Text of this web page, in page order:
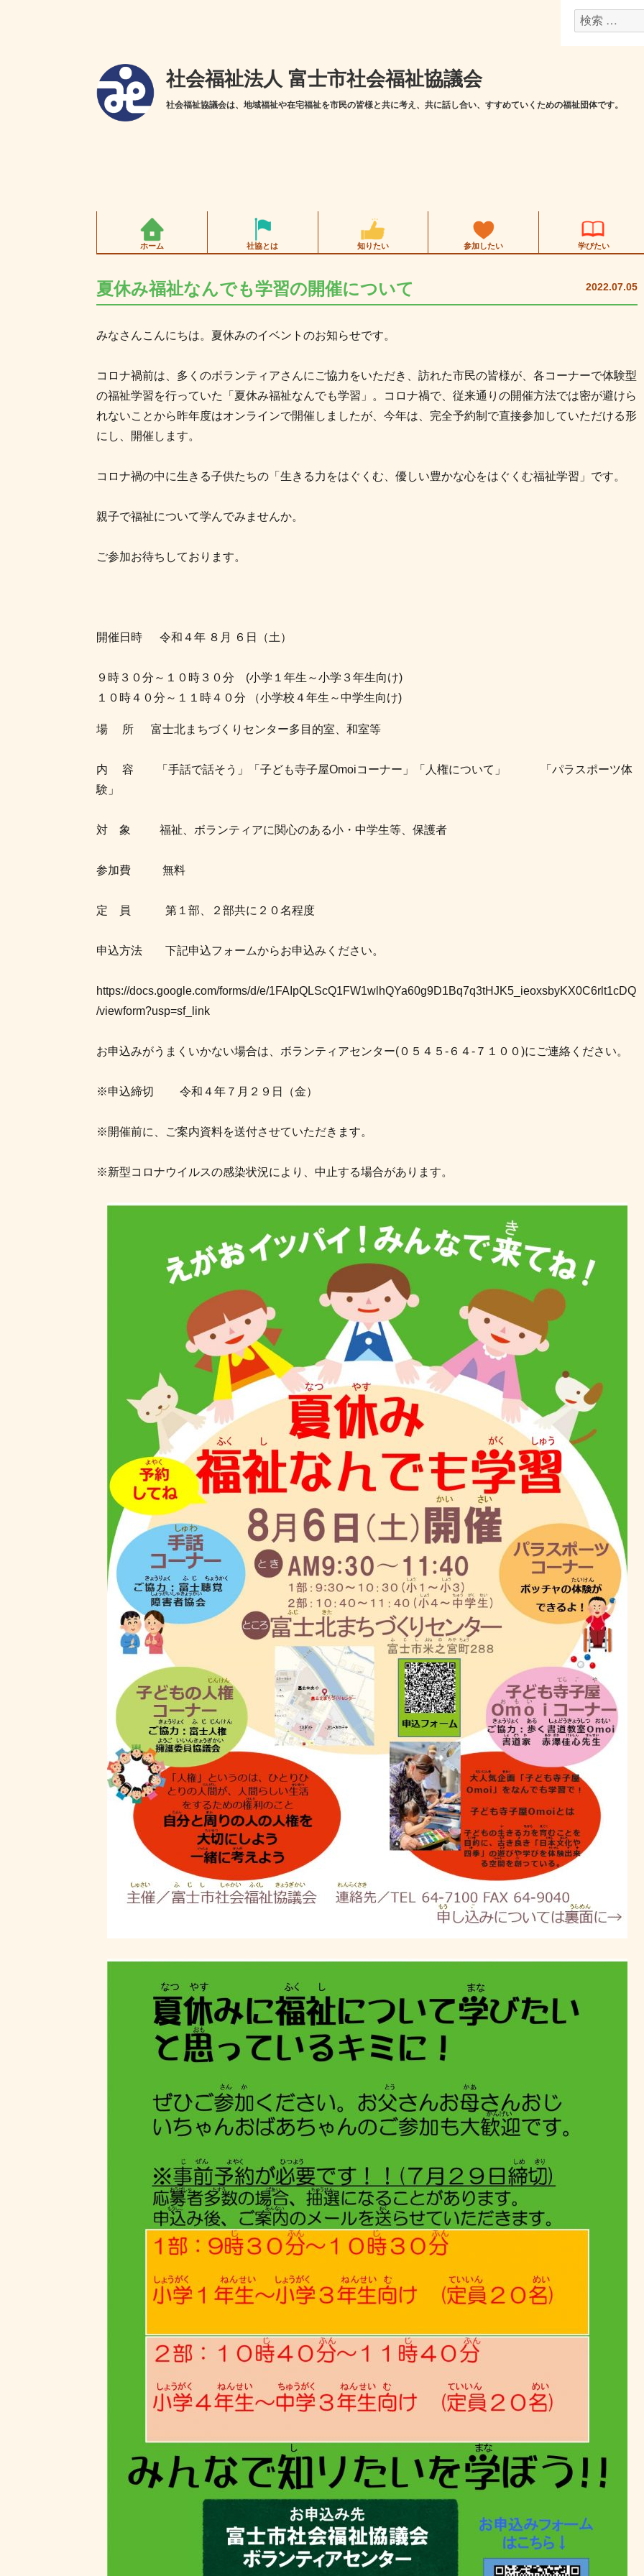
検
社会福祉法人 富士市社会福祉協議会
社会福祉協議会は、地域福祉や在宅福祉を市民の皆様と共に考え、共に話し合い、すすめていくための福祉団体です。
ホーム 社協とは 知りたい 参加したい 学びたい
夏休み福祉なんでも学習の開催について 2022.07.05
みなさんこんにちは。夏休みのイベントのお知らせです。
コロナ禍前は、多くのボランティアさんにご協力をいただき、訪れた市民の皆様が、各コーナーで体験型
の福祉学習を行っていた「夏休み福祉なんでも学習」。コロナ禍で、従来通りの開催方法では密が避けら
れないことから昨年度はオンラインで開催しましたが、今年は、完全予約制で直接参加していただける形
にし、開催します。
コロナ禍の中に生きる子供たちの「生きる力をはぐくむ、優しい豊かな心をはぐくむ福祉学習」です。
親子で福祉について学んでみませんか。
ご参加お待ちしております。
開催日時 令和４年 ８月 ６日（土）
９時３０分～１０時３０分 (小学１年生～小学３年生向け)
１０時４０分～１１時４０分 （小学校４年生～中学生向け)
場 所 富士北まちづくりセンター多目的室、和室等
内 容 「手話で話そう」「子ども寺子屋Omoiコーナー」「人権について」 「パラスポーツ体
験」
対 象 福祉、ボランティアに関心のある小・中学生等、保護者
参加費 無料
定 員 第１部、２部共に２０名程度
申込方法 下記申込フォームからお申込みください。
https://docs.google.com/forms/d/e/1FAIpQLScQ1FW1wlhQYa60g9D1Bq7q3tHJK5_ieoxsbyKX0C6rlt1cDQ
/viewform?usp=sf_link
お申込みがうまくいかない場合は、ボランティアセンター(０５４５-６４-７１００)にご連絡ください。
※申込締切 令和４年７月２９日（金）
※開催前に、ご案内資料を送付させていただきます。
※新型コロナウイルスの感染状況により、中止する場合があります。